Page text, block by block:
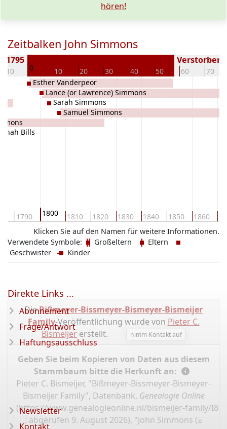
hören!
Zeitbalken John Simmons
-10 0 10 20 30 40 50 60 70
1795 Verstorben
1790 1800 1810 1820 1830 1840 1850 1860
Bills
Esther Vanderpeor
Lance (or Lawrence) Simmons
Sarah Simmons
Samuel Simmons
Klicken Sie auf den Namen für weitere Informationen.
Verwendete Symbole:
Großeltern
Eltern
Geschwister
Kinder
DieBißmeyer-Bissmeyer-Bismeyer-Bismeijer
Family-Veröffentlichung wurde von Pieter C.
Bismeijererstellt. nimm Kontakt auf
Geben Sie beim Kopieren von Daten aus diesem
Stammbaum bitte die Herkunft an:
Pieter C. Bismeijer, "Bißmeyer-Bissmeyer-Bismeyer-
Bismeijer Family", Datenbank, Genealogie Online
(https://www.genealogieonline.nl/bismeijer-family/
: abgerufen 9. August 2026), "John Simmons (±
Direkte Links ...
Abonnement
Frage/Antwort
Haftungsausschluss
Newsletter
Kontakt